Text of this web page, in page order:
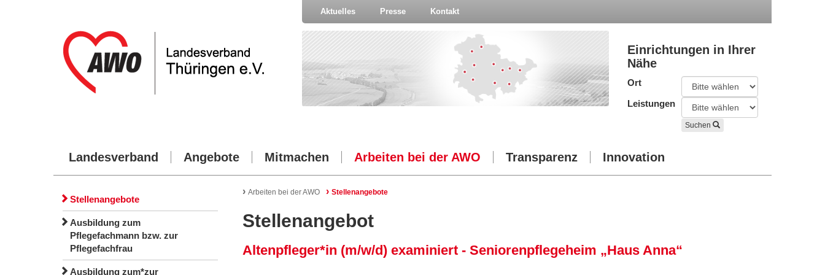
Aktuelles Presse Kontakt
Einrichtungen in Ihrer
Nähe
Ort
Leistungen
Suchen
Landesverband Angebote Mitmachen Arbeiten bei der AWO Transparenz Innovation
Stellenangebote
Ausbildung zum
Pflegefachmann bzw. zur
Pflegefachfrau
Ausbildung zum*zur
› Arbeiten bei der AWO › Stellenangebote
Stellenangebot
Altenpfleger*in (m/w/d) examiniert - Seniorenpflegeheim „Haus Anna“